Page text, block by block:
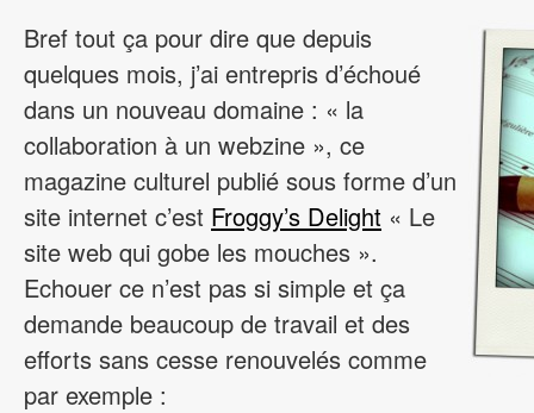
Bref tout ça pour dire que depuis
quelques mois, j’ai entrepris d’échoué
dans un nouveau domaine : « la
collaboration à un webzine », ce
magazine culturel publié sous forme d’un
site internet c’est Froggy’s Delight « Le
site web qui gobe les mouches ».
Echouer ce n’est pas si simple et ça
demande beaucoup de travail et des
efforts sans cesse renouvelés comme
par exemple :